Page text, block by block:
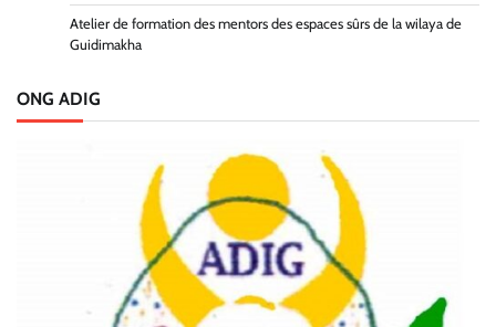
Atelier de formation des mentors des espaces sûrs de la wilaya de
Guidimakha
ONG ADIG